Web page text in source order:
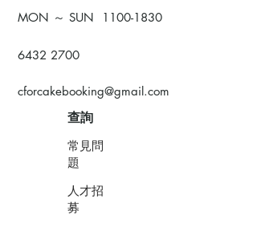
MON ～ SUN 1100-1830
6432 2700
cforcakebooking@gmail.com
查詢
常見問
題
人才招
募